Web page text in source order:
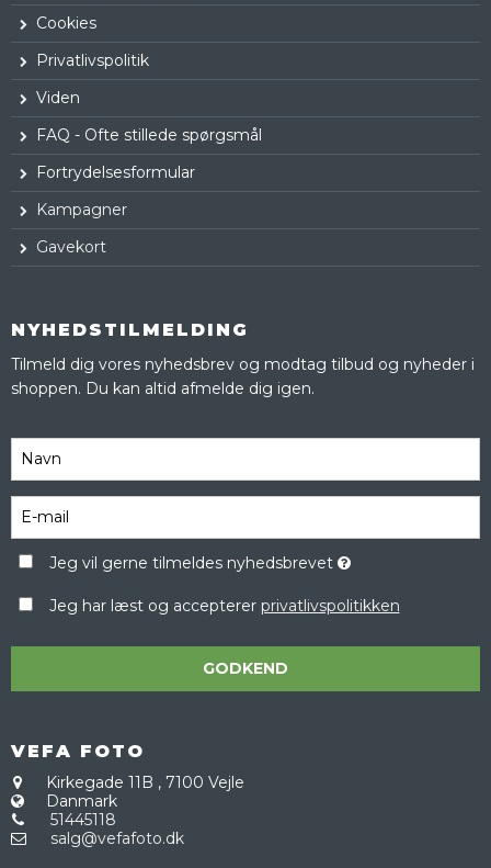
Cookies
Privatlivspolitik
Viden
FAQ - Ofte stillede spørgsmål
Fortrydelsesformular
Kampagner
Gavekort
NYHEDSTILMELDING
Tilmeld dig vores nyhedsbrev og modtag tilbud og nyheder i
shoppen. Du kan altid afmelde dig igen.
Jeg vil gerne tilmeldes nyhedsbrevet
Jeg har læst og accepterer privatlivspolitikken
GODKEND
VEFA FOTO
Kirkegade 11B , 7100 Vejle
Danmark
51445118
salg@vefafoto.dk